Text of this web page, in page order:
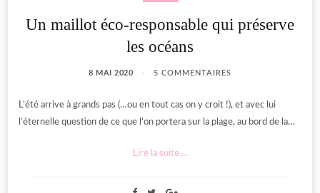
Un maillot éco-responsable qui préserve
les océans
8 MAI 2020 5 COMMENTAIRES
L’été arrive à grands pas (…ou en tout cas on y croit !), et avec lui
l’éternelle question de ce que l’on portera sur la plage, au bord de la…
Lire la suite ...